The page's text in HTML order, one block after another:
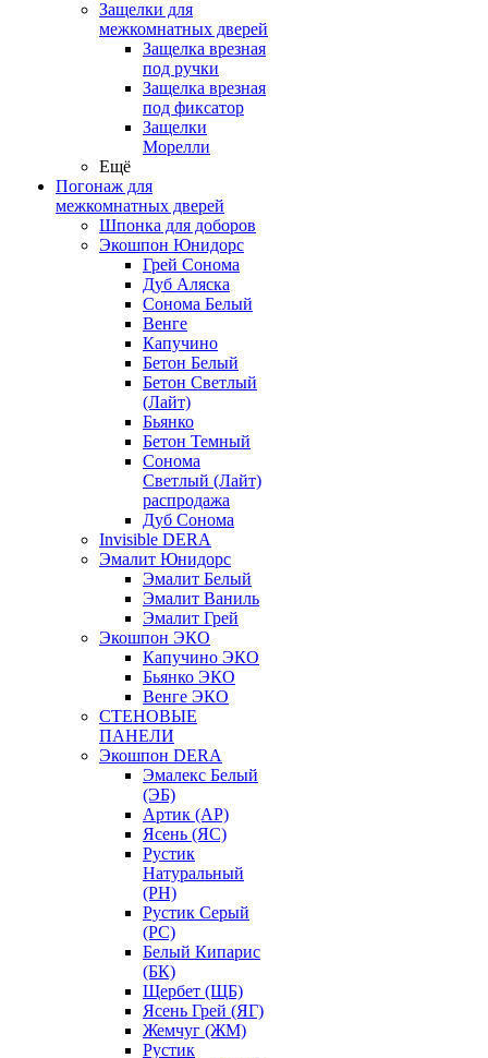
Защелки для
межкомнатных дверей
Защелка врезная
под ручки
Защелка врезная
под фиксатор
Защелки
Морелли
Ещё
Погонаж для
межкомнатных дверей
Шпонка для доборов
Экошпон Юнидорс
Грей Сонома
Дуб Аляска
Сонома Белый
Венге
Капучино
Бетон Белый
Бетон Светлый
(Лайт)
Бьянко
Бетон Темный
Сонома
Светлый (Лайт)
распродажа
Дуб Сонома
Invisible DERA
Эмалит Юнидорс
Эмалит Белый
Эмалит Ваниль
Эмалит Грей
Экошпон ЭКО
Капучино ЭКО
Бьянко ЭКО
Венге ЭКО
СТЕНОВЫЕ
ПАНЕЛИ
Экошпон DERA
Эмалекс Белый
(ЭБ)
Артик (АР)
Ясень (ЯС)
Рустик
Натуральный
(РН)
Рустик Серый
(РС)
Белый Кипарис
(БК)
Щербет (ЩБ)
Ясень Грей (ЯГ)
Жемчуг (ЖМ)
Рустик